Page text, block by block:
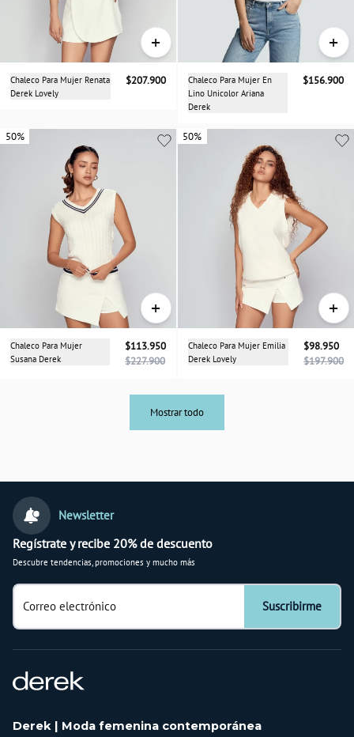
+
Chaleco Para Mujer Renata
Derek Lovely
$207.900
+
Chaleco Para Mujer En
Lino Unicolor Ariana
Derek
$156.900
50% 50%
+
Chaleco Para Mujer
Susana Derek
$113.950
$227.900
50%
+
Chaleco Para Mujer Emilia
Derek Lovely
$98.950
$197.900
Mostrar todo
Newsletter
Regístrate y recibe 20% de descuento
Descubre tendencias, promociones y mucho más
Correo electrónico Suscribirme
Derek | Moda femenina contemporánea